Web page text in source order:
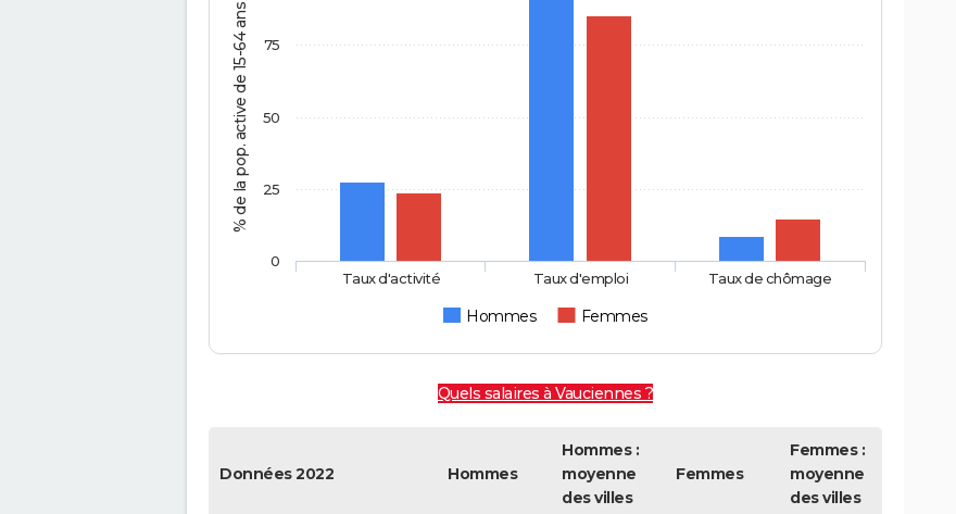
% de la pop. active de 15-64 ans
Hommes Femmes
Taux d'activité Taux d'emploi Taux de chômage
0
25
50
75
Quels salaires à Vauciennes ?
Données 2022 Hommes
Hommes :
moyenne
des villes
Femmes
Femmes :
moyenne
des villes